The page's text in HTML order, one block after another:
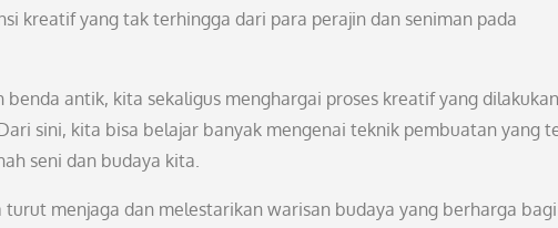
kreatif yang tak terhingga dari para perajin dan seniman pada
antik, kita sekaligus menghargai proses kreatif yang
sini, kita bisa belajar banyak mengenai teknik pembuatan yang
seni dan budaya kita.
menjaga dan melestarikan warisan budaya yang berharga bagi